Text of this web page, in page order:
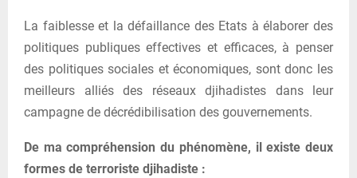
La faiblesse et la défaillance des Etats à élaborer des
politiques publiques effectives et efficaces, à penser
des politiques sociales et économiques, sont donc les
meilleurs alliés des réseaux djihadistes dans leur
campagne de décrédibilisation des gouvernements.
De ma compréhension du phénomène, il existe deux
formes de terroriste djihadiste :